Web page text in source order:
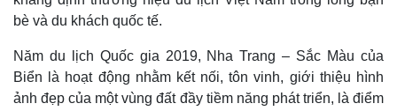
bè và du khách quốc tế.
Năm du lịch Quốc gia 2019, Nha Trang – Sắc Màu của
Biển là hoạt động nhằm kết nối, tôn vinh, giới thiệu hình
ảnh đẹp của một vùng đất đầy tiềm năng phát triển, là điểm